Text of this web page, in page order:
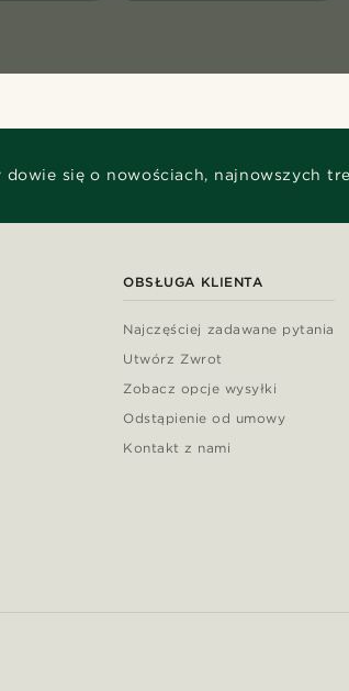
dowie się o nowościach, najnowszych
OBSŁUGA KLIENTA
Najczęściej zadawane pytania
Utwórz Zwrot
Zobacz opcje wysyłki
Odstąpienie od umowy
Kontakt z nami